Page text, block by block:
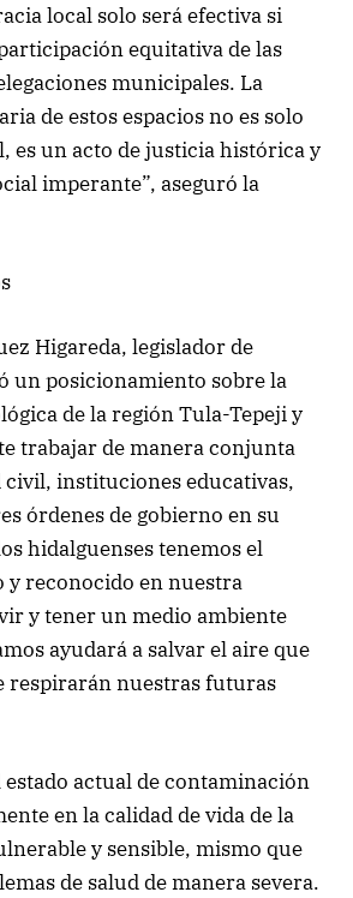
local solo será efectiva si
equitativa de las
municipales. La
de estos espacios no es solo
es un acto de justicia histórica y
imperante”, aseguró la
Higareda, legislador de
un posicionamiento sobre la
de la región Tula-Tepeji y
trabajar de manera conjunta
civil, instituciones educativas,
órdenes de gobierno en su
hidalguenses tenemos el
y reconocido en nuestra
y tener un medio ambiente
ayudará a salvar el aire que
respirarán nuestras futuras
actual de contaminación
en la calidad de vida de la
y sensible, mismo que
de salud de manera severa.